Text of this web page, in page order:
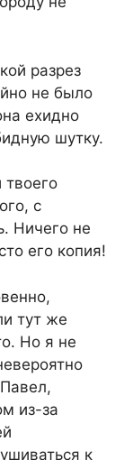
разрез
не было
ехидно
шутку.
с
Ничего не
его копия!
тут же
Но я не
из-за
к